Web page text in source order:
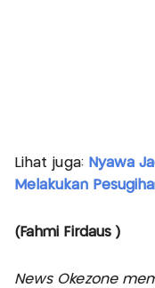
Lihat juga: Nyawa
Melakukan
(Fahmi Firdaus )
News Okezone